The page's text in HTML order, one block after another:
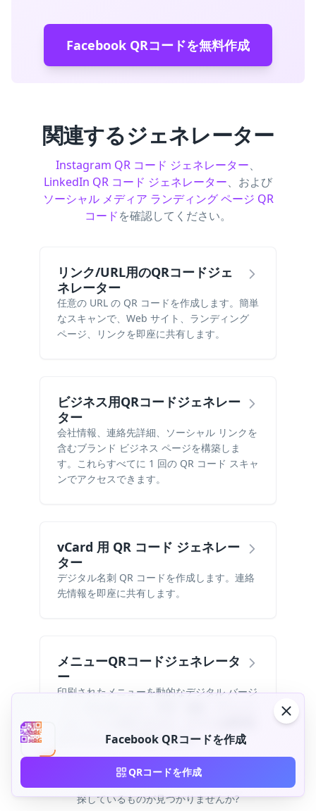
Facebook QRコードを無料作成
関連するジェネレーター
Instagram QR コード ジェネレーター、
LinkedIn QR コード ジェネレーター、および
ソーシャル メディア ランディング ページ QR
コードを確認してください。
リンク/URL用のQRコードジェ
ネレーター
任意の URL の QR コードを作成します。簡単
なスキャンで、Web サイト、ランディング
ページ、リンクを即座に共有します。
ビジネス用QRコードジェネレー
ター
会社情報、連絡先詳細、ソーシャル リンクを
含むブランド ビジネス ページを構築しま
す。これらすべてに 1 回の QR コード スキャ
ンでアクセスできます。
vCard 用 QR コード ジェネレー
ター
デジタル名刺 QR コードを作成します。連絡
先情報を即座に共有します。
メニューQRコードジェネレータ
ー
印刷されたメニューを動的なデジタル バージ
話でスキャンして閲覧できます。
探しているものが見つかりませんか?
Facebook QRコードを作成
QRコードを作成